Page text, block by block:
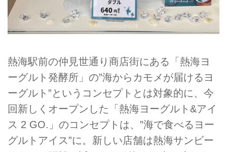
熱海駅前の仲見世通り商店街にある「熱海ヨ
ーグルト発酵所」の”海からカモメが届けるヨ
ーグルト”というコンセプトとは対象的に、今
回新しくオープンした「熱海ヨーグルト&アイ
ス 2 GO.」のコンセプトは、”海で食べるヨー
グルトアイス”に。新しい店舗は熱海サンビー